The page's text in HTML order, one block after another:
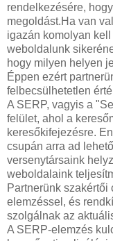
rendelkezésére,
megoldást.Ha van
igazán komolyan
weboldalunk
hogy milyen helyen
Éppen ezért
felbecsülhetetlen
A SERP, vagyis a
felület, ahol a
keresőkifejezésre.
csupán arra ad
versenytársaink
weboldalaink
Partnerünk
elemzéssel, és
szolgálnak az
A SERP-elemzés